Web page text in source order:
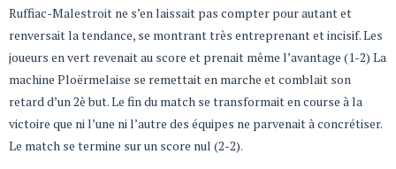
Ruffiac-Malestroit ne s’en laissait pas compter pour autant et
renversait la tendance, se montrant très entreprenant et incisif. Les
joueurs en vert revenait au score et prenait même l’avantage (1-2) La
machine Ploërmelaise se remettait en marche et comblait son
retard d’un 2è but. Le fin du match se transformait en course à la
victoire que ni l’une ni l’autre des équipes ne parvenait à concrétiser.
Le match se termine sur un score nul (2-2).